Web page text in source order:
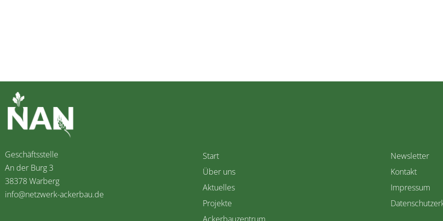
Geschäftsstelle
An der Burg 3
38378 Warberg
info@netzwerk-ackerbau.de
Start
Über uns
Aktuelles
Projekte
Newsletter
Kontakt
Impressum